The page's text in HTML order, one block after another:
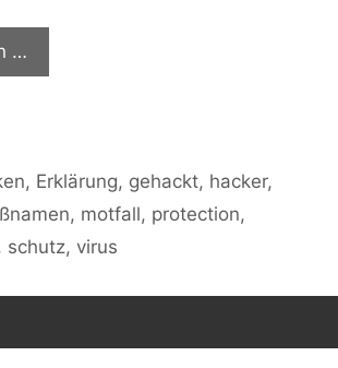
…
, Erklärung, gehackt, hacker,
, motfall, protection,
, schutz, virus